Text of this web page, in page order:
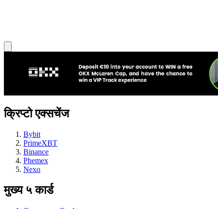
क्रिप्टो एक्सचेंज
Bybit
PrimeXBT
Binance
Phemex
Nexo
मुख्य ५ कार्ड